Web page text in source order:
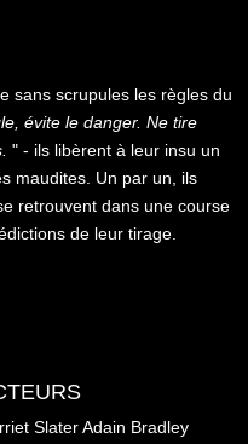
sans scrupules les règles du
évite le danger. Ne tire
" - ils libèrent à leur insu un
maudites. Un par un, ils
retrouvent dans une course
de leur tirage.
SlaterAdain Bradley